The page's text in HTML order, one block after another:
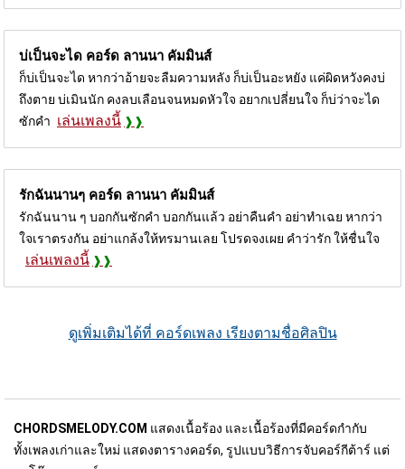
บ่เป็นจะได คอร์ด ลานนา คัมมินส์
ก็บ่เป็นจะได หากว่าอ้ายจะลืมความหลัง ก็บ่เป็นอะหยัง แค่ผิดหวังคงบ่
ถึงตาย บ่เมินนัก คงลบเลือนจนหมดหัวใจ อยากเปลี่ยนใจ ก็บ่ว่าจะได
ซักคำ เล่นเพลงนี้
รักฉันนานๆ คอร์ด ลานนา คัมมินส์
รักฉันนาน ๆ บอกกันซักคำ บอกกันแล้ว อย่าคืนคำ อย่าทำเฉย หากว่า
ใจเราตรงกัน อย่าแกล้งให้ทรมานเลย โปรดจงเผย คำว่ารัก ให้ชื่นใจ
เล่นเพลงนี้
ดูเพิ่มเติมได้ที่ คอร์ดเพลง เรียงตามชื่อศิลปิน
CHORDSMELODY.COM แสดงเนื้อร้อง และเนื้อร้องที่มีคอร์ดกำกับ
ทั้งเพลงเก่าและใหม่ แสดงตารางคอร์ด, รูปแบบวิธีการจับคอร์กีต้าร์ แต่